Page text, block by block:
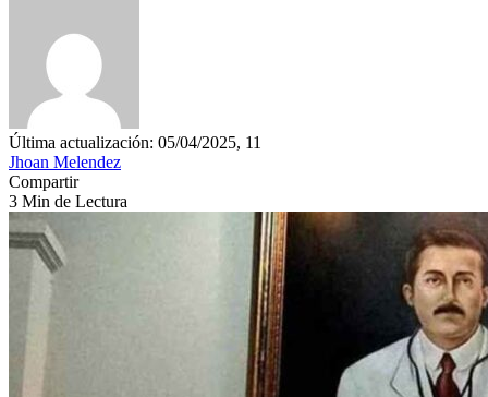
Última actualización: 05/04/2025, 11
Jhoan Melendez
Compartir
3 Min de Lectura